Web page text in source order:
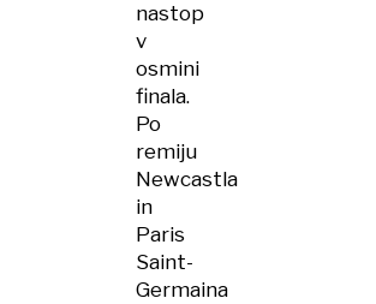
nastop
v
osmini
finala.
Po
remiju
Newcastla
in
Paris
Saint-
Germaina